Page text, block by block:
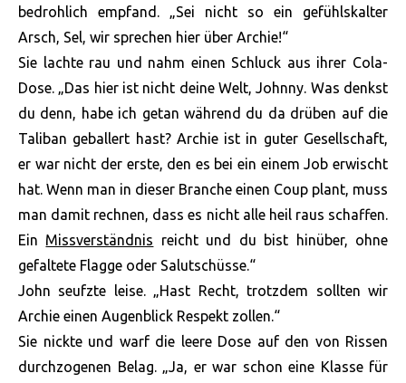
bedrohlich empfand. „Sei nicht so ein gefühlskalter
Arsch, Sel, wir sprechen hier über Archie!“
Sie lachte rau und nahm einen Schluck aus ihrer Cola-
Dose. „Das hier ist nicht deine Welt, Johnny. Was denkst
du denn, habe ich getan während du da drüben auf die
Taliban geballert hast? Archie ist in guter Gesellschaft,
er war nicht der erste, den es bei ein einem Job erwischt
hat. Wenn man in dieser Branche einen Coup plant, muss
man damit rechnen, dass es nicht alle heil raus schaffen.
Ein Missverständnis reicht und du bist hinüber, ohne
gefaltete Flagge oder Salutschüsse.“
John seufzte leise. „Hast Recht, trotzdem sollten wir
Archie einen Augenblick Respekt zollen.“
Sie nickte und warf die leere Dose auf den von Rissen
durchzogenen Belag. „Ja, er war schon eine Klasse für